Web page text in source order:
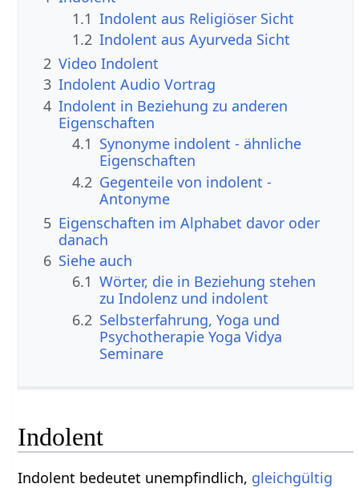
1.1 Indolent aus Religiöser Sicht
1.2 Indolent aus Ayurveda Sicht
2 Video Indolent
3 Indolent Audio Vortrag
4 Indolent in Beziehung zu anderen
Eigenschaften
4.1 Synonyme indolent - ähnliche
Eigenschaften
4.2 Gegenteile von indolent -
Antonyme
5 Eigenschaften im Alphabet davor oder
danach
6 Siehe auch
6.1 Wörter, die in Beziehung stehen
zu Indolenz und indolent
6.2 Selbsterfahrung, Yoga und
Psychotherapie Yoga Vidya
Seminare
Indolent
Indolent bedeutet unempfindlich, gleichgültig